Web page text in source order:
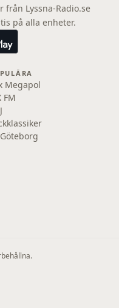
från Lyssna-Radio.se
på alla enheter.
Megapol
FM